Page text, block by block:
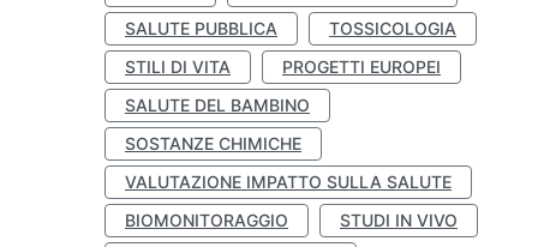
SALUTE PUBBLICA
TOSSICOLOGIA
STILI DI VITA
PROGETTI EUROPEI
SALUTE DEL BAMBINO
SOSTANZE CHIMICHE
VALUTAZIONE IMPATTO SULLA SALUTE
BIOMONITORAGGIO
STUDI IN VIVO